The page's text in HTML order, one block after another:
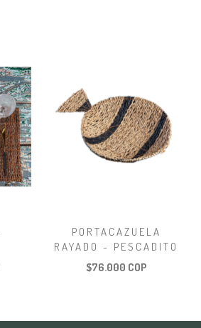
PORTACAZUELA
RAYADO - PESCADITO
$76.000 COP